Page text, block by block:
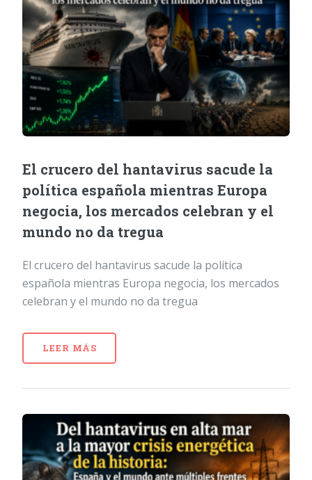
El crucero del hantavirus sacude la
política española mientras Europa
negocia, los mercados celebran y el
mundo no da tregua
El crucero del hantavirus sacude la política
española mientras Europa negocia, los mercados
celebran y el mundo no da tregua
LEER MÁS